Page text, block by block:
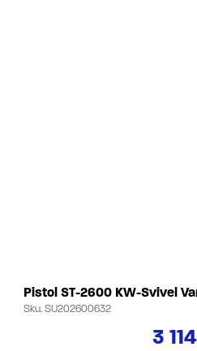
Pistol ST-2600 KW-Svivel
Sku.SU202600632
3